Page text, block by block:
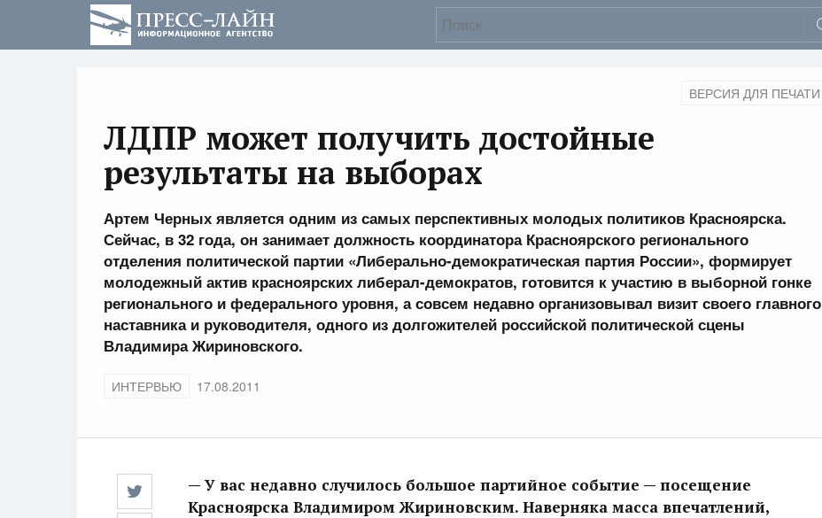
ВЕРСИЯ ДЛЯ ПЕЧАТИ
ЛДПР может получить достойные
результаты на выборах
Артем Черных является одним из самых перспективных молодых политиков Красноярска.
Сейчас, в 32 года, он занимает должность координатора Красноярского регионального
отделения политической партии «Либерально-демократическая партия России», формирует
молодежный актив красноярских либерал-демократов, готовится к участию в выборной гонке
регионального и федерального уровня, а совсем недавно организовывал визит своего главного
наставника и руководителя, одного из долгожителей российской политической сцены
Владимира Жириновского.
ИНТЕРВЬЮ 17.08.2011
— У вас недавно случилось большое партийное событие — посещение
Красноярска Владимиром Жириновским. Наверняка масса впечатлений,